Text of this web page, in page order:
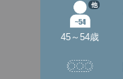
45～54歳
他